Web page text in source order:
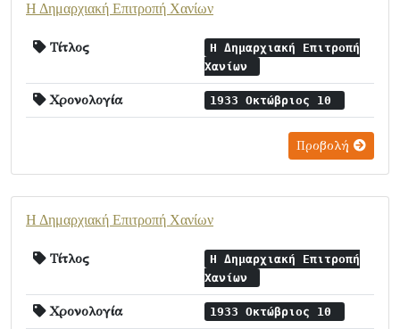
Η Δημαρχιακή Επιτροπή Χανίων
Τίτλος
Η Δημαρχιακή Επιτροπή
Χανίων
Χρονολογία 1933 Οκτώβριος 10
Προβολή
Η Δημαρχιακή Επιτροπή Χανίων
Τίτλος
Η Δημαρχιακή Επιτροπή
Χανίων
Χρονολογία 1933 Οκτώβριος 10